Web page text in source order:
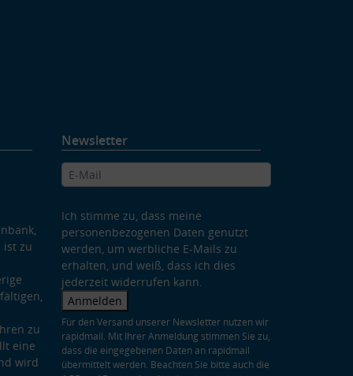
ist zu
zu
eine
wird
Newsletter
Ich stimme zu, dass meine
personenbezogenen Daten genutzt
werden, um werbliche E-Mails zu
erhalten, und weiß, dass ich dies
jederzeit widerrufen kann.
Anmelden
Für den Versand unserer Newsletter nutzen wir
rapidmail. Mit Ihrer Anmeldung stimmen Sie zu,
dass die eingegebenen Daten an rapidmail
übermittelt werden. Beachten Sie bitte auch die